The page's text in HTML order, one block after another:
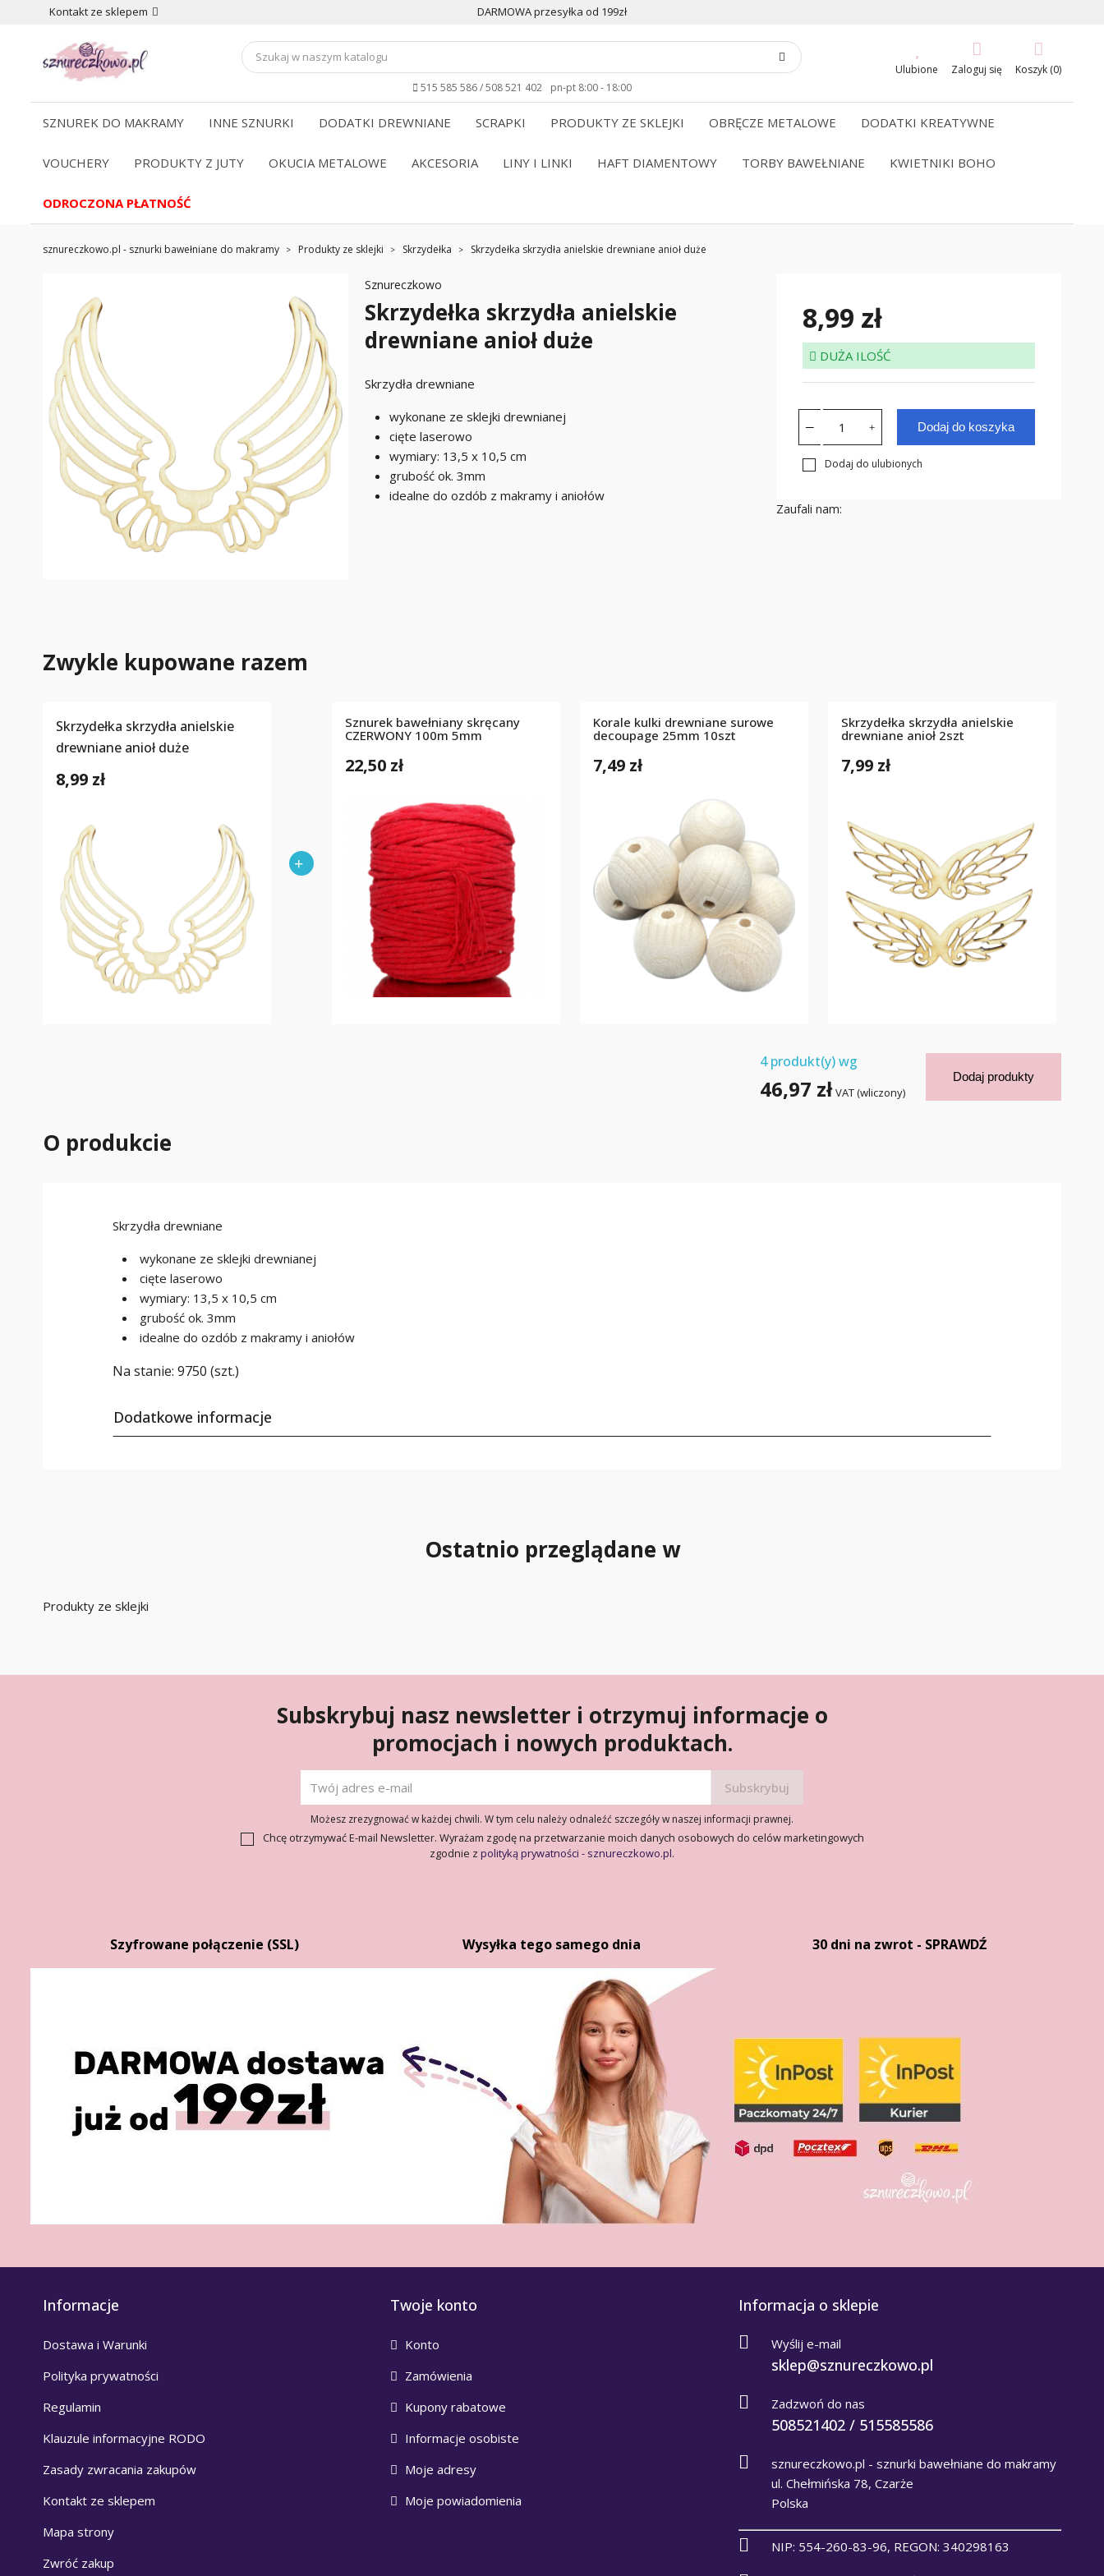
Kontakt ze sklepem DARMOWA przesyłka od 199zł
515 585 586 / 508 521 402 pn-pt 8:00 - 18:00
Ulubione Zaloguj się Koszyk (0)
SZNUREK DO MAKRAMY INNE SZNURKI DODATKI DREWNIANE SCRAPKI PRODUKTY ZE SKLEJKI OBRĘCZE METALOWE DODATKI KREATYWNE
VOUCHERY PRODUKTY Z JUTY OKUCIA METALOWE AKCESORIA LINY I LINKI HAFT DIAMENTOWY TORBY BAWEŁNIANE KWIETNIKI BOHO
ODROCZONA PŁATNOŚĆ
sznureczkowo.pl - sznurki bawełniane do makramy Produkty ze sklejki Skrzydełka Skrzydełka skrzydła anielskie drewniane anioł duże
Sznureczkowo
Skrzydełka skrzydła anielskie
drewniane anioł duże
Skrzydła drewniane
wykonane ze sklejki drewnianej
cięte laserowo
wymiary: 13,5 x 10,5 cm
grubość ok. 3mm
idealne do ozdób z makramy i aniołów
8,99 zł
DUŻA ILOŚĆ
Dodaj do koszyka
Dodaj do ulubionych
Zaufali nam:
Zwykle kupowane razem
Skrzydełka skrzydła anielskie
drewniane anioł duże
8,99 zł
Sznurek bawełniany skręcany
CZERWONY 100m 5mm
22,50 zł
Korale kulki drewniane surowe
decoupage 25mm 10szt
7,49 zł
Skrzydełka skrzydła anielskie
drewniane anioł 2szt
7,99 zł
4produkt(y) wg
46,97 zł VAT (wliczony)
Dodaj produkty
O produkcie
Skrzydła drewniane
wykonane ze sklejki drewnianej
cięte laserowo
wymiary: 13,5 x 10,5 cm
grubość ok. 3mm
idealne do ozdób z makramy i aniołów
Na stanie: 9750 (szt.)
Dodatkowe informacje
Ostatnio przeglądane w
Produkty ze sklejki
Subskrybuj nasz newsletter i otrzymuj informacje o
promocjach i nowych produktach.
Możesz zrezygnować w każdej chwili. W tym celu należy odnaleźć szczegóły w naszej informacji prawnej.
Chcę otrzymywać E-mail Newsletter. Wyrażam zgodę na przetwarzanie moich danych osobowych do celów marketingowych
zgodnie z polityką prywatności - sznureczkowo.pl.
Szyfrowane połączenie (SSL) Wysyłka tego samego dnia 30 dni na zwrot - SPRAWDŹ
Informacje
Dostawa i Warunki
Polityka prywatności
Regulamin
Klauzule informacyjne RODO
Zasady zwracania zakupów
Kontakt ze sklepem
Mapa strony
Zwróć zakup
Twoje konto
Konto
Zamówienia
Kupony rabatowe
Informacje osobiste
Moje adresy
Moje powiadomienia
Informacja o sklepie
Wyślij e-mail
sklep@sznureczkowo.pl
Zadzwoń do nas
508521402 / 515585586
sznureczkowo.pl - sznurki bawełniane do makramy
ul. Chełmińska 78, Czarże
Polska
NIP: 554-260-83-96, REGON: 340298163